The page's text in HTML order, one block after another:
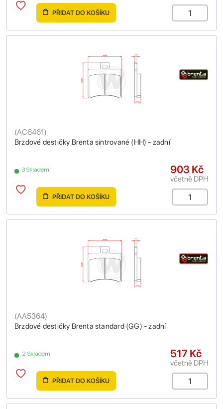
PŘIDAT DO KOŠÍKU
Brzdové destičky Brenta sintrované (HH) - zadní
(AC6461)
3 Skladem 903 Kč
včetně DPH
PŘIDAT DO KOŠÍKU
Brzdové destičky Brenta standard (GG) - zadní
(AA5364)
2 Skladem 517 Kč
včetně DPH
PŘIDAT DO KOŠÍKU